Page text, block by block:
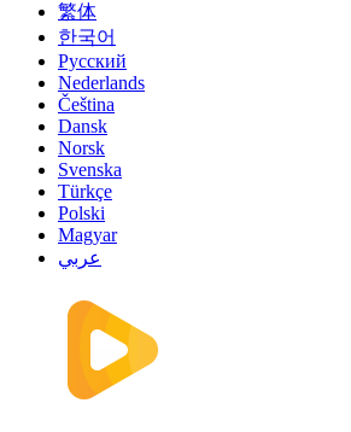
繁体
한국어
Русский
Nederlands
Čeština
Dansk
Norsk
Svenska
Türkçe
Polski
Magyar
عربي